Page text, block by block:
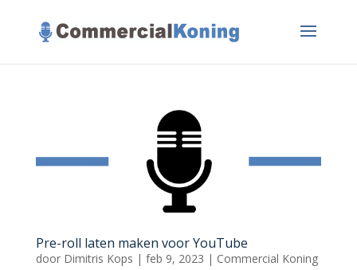
Pre-roll laten maken voor YouTube
door Dimitris Kops | feb 9, 2023 | Commercial Koning